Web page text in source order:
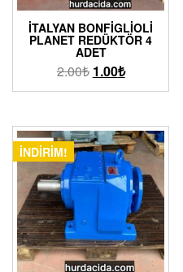
İTALYAN BONFIGLIOLI
PLANET REDÜKTÖR 4
ADET
2.00₺ 1.00₺
İNDIRIM!